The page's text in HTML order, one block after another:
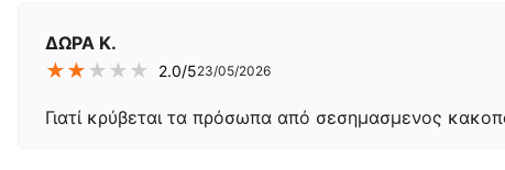
ΔΩΡΑ Κ.
★★★ ★ ★ 2.0/523/05/2026
Γιατί κρύβεται τα πρόσωπα από σεσημασμενος